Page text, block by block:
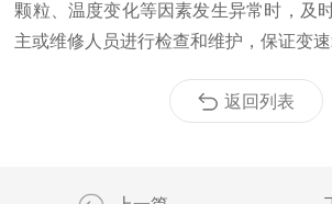
颗粒、温度变化等因素发生异常时，及
主或维修人员进行检查和维护，保证变速
返回列表